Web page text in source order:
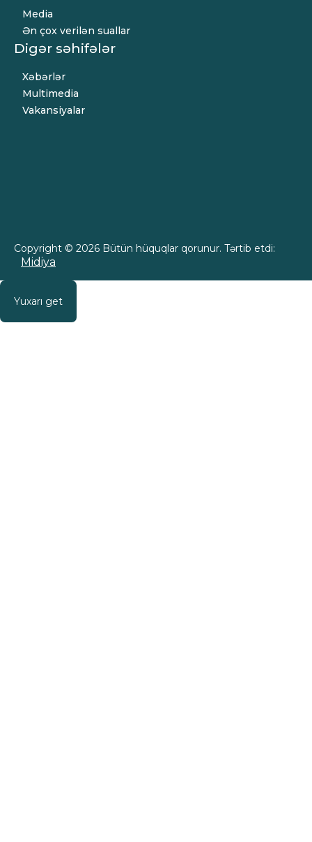
Media
Ən çox verilən suallar
Digər səhifələr
Xəbərlər
Multimedia
Vakansiyalar
Copyright © 2026 Bütün hüquqlar qorunur. Tərtib etdi:
Midiya
Yuxarı get